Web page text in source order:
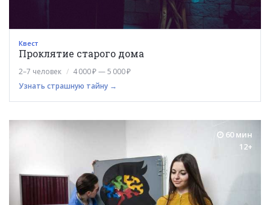
Квест
Проклятие старого дома
2–7 человек
4 000 ₽ — 5 000 ₽
Узнать страшную тайну →
60 мин
12+